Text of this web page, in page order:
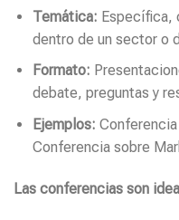
Temática: Específica,
dentro de un sector o
Formato:
debate, preguntas y
Ejemplos:
Conferencia sobre
Las conferencias son